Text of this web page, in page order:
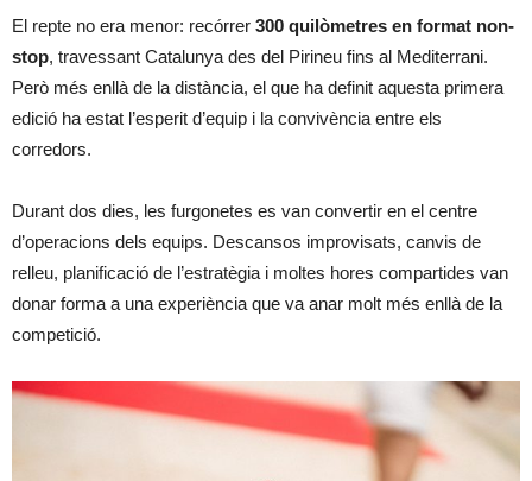
El repte no era menor: recórrer 300 quilòmetres en format non-
stop, travessant Catalunya des del Pirineu fins al Mediterrani.
Però més enllà de la distància, el que ha definit aquesta primera
edició ha estat l’esperit d’equip i la convivència entre els
corredors.
Durant dos dies, les furgonetes es van convertir en el centre
d’operacions dels equips. Descansos improvisats, canvis de
relleu, planificació de l’estratègia i moltes hores compartides van
donar forma a una experiència que va anar molt més enllà de la
competició.